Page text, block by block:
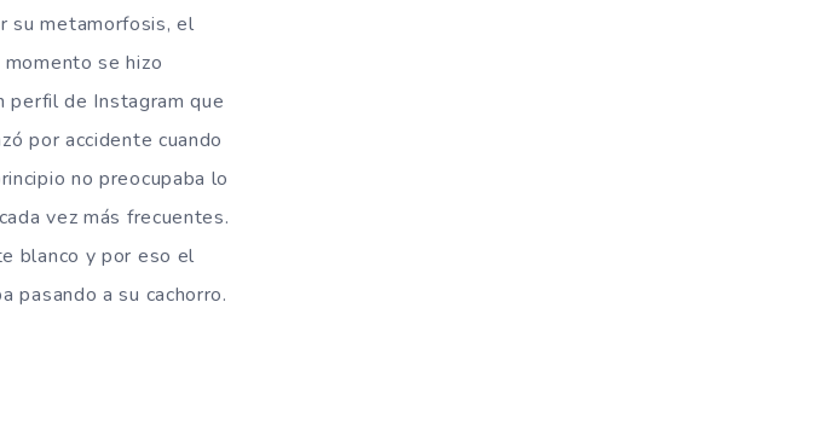
su metamorfosis, el
se hizo
perfil de Instagram que
por accidente cuando
no preocupaba lo
vez más frecuentes.
blanco y por eso el
pasando a su cachorro.